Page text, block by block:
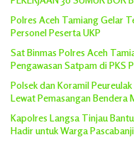
Polres Aceh Tamiang Gelar
Personel Peserta UKP
Sat Binmas Polres Aceh
Pengawasan Satpam di PKS
Polsek dan Koramil
Lewat Pemasangan Bendera
Kapolres Langsa Tinjau
Hadir untuk Warga